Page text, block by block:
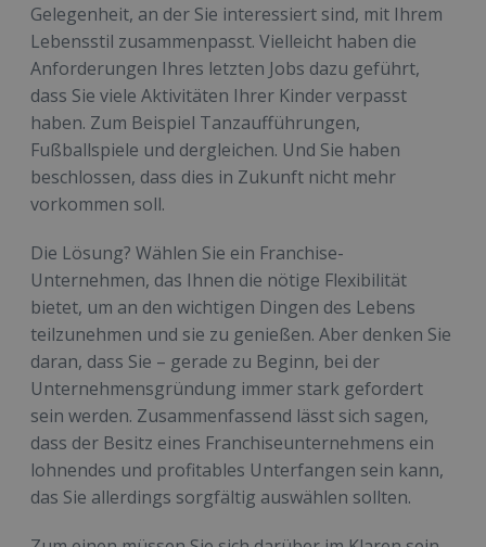
Gelegenheit, an der Sie interessiert sind, mit Ihrem
Lebensstil zusammenpasst. Vielleicht haben die
Anforderungen Ihres letzten Jobs dazu geführt,
dass Sie viele Aktivitäten Ihrer Kinder verpasst
haben. Zum Beispiel Tanzaufführungen,
Fußballspiele und dergleichen. Und Sie haben
beschlossen, dass dies in Zukunft nicht mehr
vorkommen soll.
Die Lösung? Wählen Sie ein Franchise-
Unternehmen, das Ihnen die nötige Flexibilität
bietet, um an den wichtigen Dingen des Lebens
teilzunehmen und sie zu genießen. Aber denken Sie
daran, dass Sie – gerade zu Beginn, bei der
Unternehmensgründung immer stark gefordert
sein werden. Zusammenfassend lässt sich sagen,
dass der Besitz eines Franchiseunternehmens ein
lohnendes und profitables Unterfangen sein kann,
das Sie allerdings sorgfältig auswählen sollten.